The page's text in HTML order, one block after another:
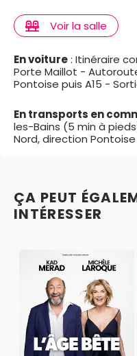
Voir la salle
En voiture: Itinéraire
Porte Maillot -
Pontoise puis A15 -
En transports en
les-Bains (5 min à
Nord, direction
ÇA PEUT
INTÉRESSER